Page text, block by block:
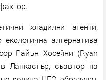
хладилни агенти,
алтернатива
Райън Хосейни (Ryan
Ланкастър, съавтор на